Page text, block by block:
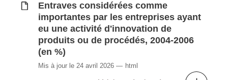
Synchronisé automatiquement depuis la
données LUSTAT
Entraves considérées comme
importantes par les entreprises ayant
eu une activité d'innovation de
produits ou de procédés, 2004-2006
(en %)
Mis à jour le 24 avril 2026 html